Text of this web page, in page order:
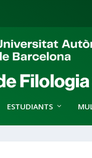
ESTUDIANTS